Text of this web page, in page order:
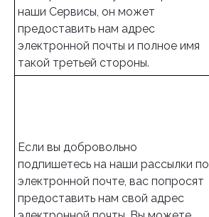
наши Сервисы, он может
предоставить нам адрес
электронной почты и полное имя
такой третьей стороны.
Если вы добровольно
подпишетесь на наши рассылки по
электронной почте, вас попросят
предоставить нам свой адрес